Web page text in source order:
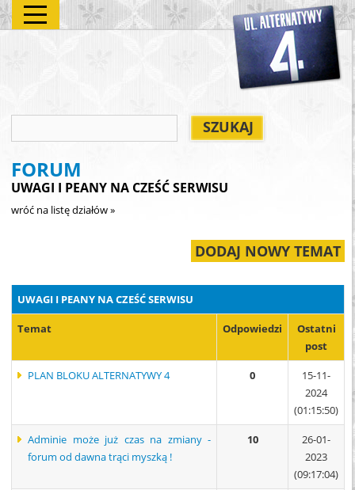
FORUM
UWAGI I PEANY NA CZEŚĆ SERWISU
wróć na listę działów »
DODAJ NOWY TEMAT
UWAGI I PEANY NA CZEŚĆ SERWISU
Temat Odpowiedzi
Ostatni
post
PLAN BLOKU ALTERNATYWY 4 0
15-11-
2024
(01:15:50)
Adminie może już czas na zmiany -
forum od dawna trąci myszką !
10
26-01-
2023
(09:17:04)